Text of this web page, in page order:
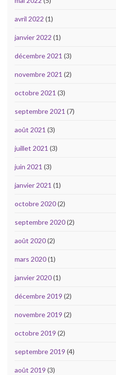
avril 2022 (1)
janvier 2022 (1)
décembre 2021 (3)
novembre 2021 (2)
octobre 2021 (3)
septembre 2021 (7)
août 2021 (3)
juillet 2021 (3)
juin 2021 (3)
janvier 2021 (1)
octobre 2020(2)
septembre 2020(2)
août 2020(2)
mars 2020(1)
janvier 2020(1)
décembre 2019 (2)
novembre 2019 (2)
octobre 2019 (2)
septembre 2019 (4)
août 2019 (3)